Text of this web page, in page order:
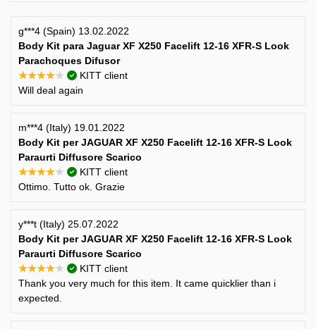
g***4 (Spain) 13.02.2022
Body Kit para Jaguar XF X250 Facelift 12-16 XFR-S Look
Parachoques Difusor
★★★★★
KITT client
Will deal again
m***4 (Italy) 19.01.2022
Body Kit per JAGUAR XF X250 Facelift 12-16 XFR-S Look
Paraurti Diffusore Scarico
★★★★★
KITT client
Ottimo. Tutto ok. Grazie
y***t (Italy) 25.07.2022
Body Kit per JAGUAR XF X250 Facelift 12-16 XFR-S Look
Paraurti Diffusore Scarico
★★★★★
KITT client
Thank you very much for this item. It came quicklier than i
expected.